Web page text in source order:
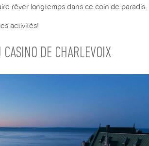
rêver longtemps dans ce coin de paradis.
activités!
DE CHARLEVOIX